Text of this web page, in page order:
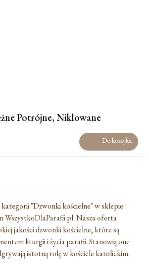
Potrójne, Niklowane
Do koszyka
"Dzwonki kościelne" w sklepie
WszystkoDlaParafii.pl. Nasza oferta
jakości dzwonki kościelne, które są
liturgii i życia parafii. Stanowią one
istotną rolę w kościele katolickim.